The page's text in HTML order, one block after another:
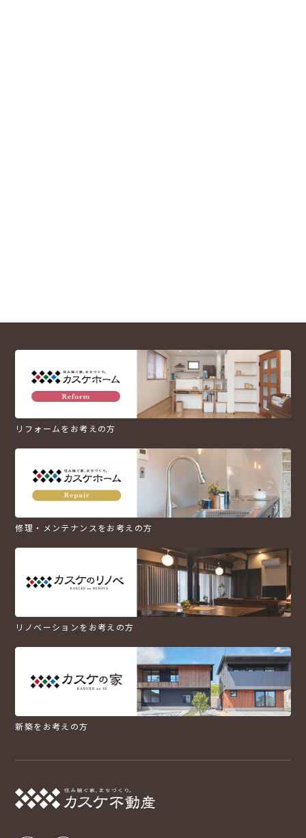
リフォームをお考えの方
修理・メンテナンスをお考えの方
リノベーションをお考えの方
新築をお考えの方